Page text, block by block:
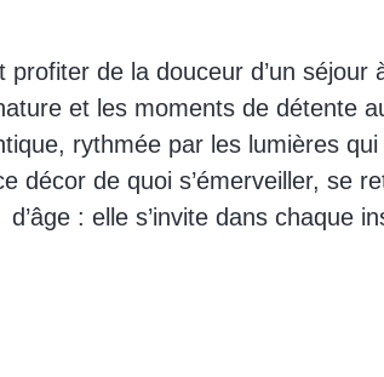
profiter de la douceur d’un
et les moments de détente
rythmée par les lumières
décor de quoi s’émerveiller, se
d’âge : elle s’invite dans chaque